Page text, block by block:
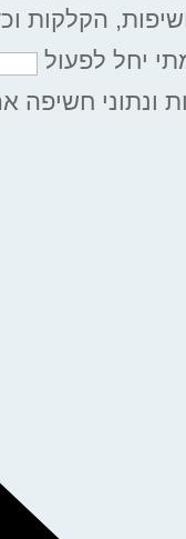
הקלקות
יחל לפעול
ונתוני חשיפה